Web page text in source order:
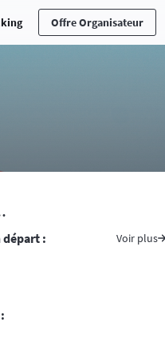
Offre Organisateur
départ : Voir plus
en cas d’accident ou maladie,
n’est pas toujours aisée ….
traversés, prenez avec vous
du ministère des affaires
conseillé voire indispensable
randonnée, vous vous
d’assistance médicale locale.
la progression de la course. La